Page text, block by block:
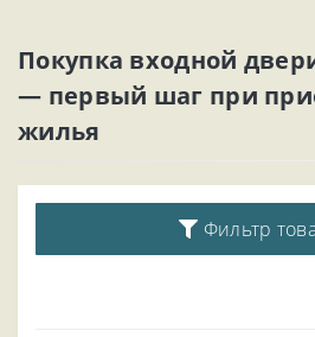
Покупка входной
— первый шаг при
жилья
Фильтр